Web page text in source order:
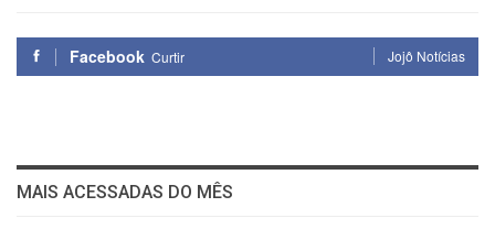
Facebook Curtir Jojô Notícias
MAIS ACESSADAS DO MÊS